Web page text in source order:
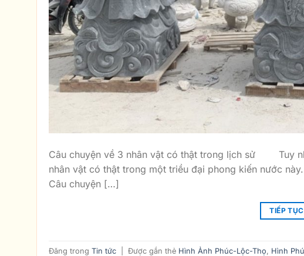
Câu chuyện về 3 nhân vật có thật trong lịch sử Tuy
nhân vật có thật trong một triều đại phong kiến nước
Câu chuyện […]
TIẾP
Đăng trong Tin tức Được gắn thẻ Hình Ảnh Phúc-Lộc-Thọ, Hình